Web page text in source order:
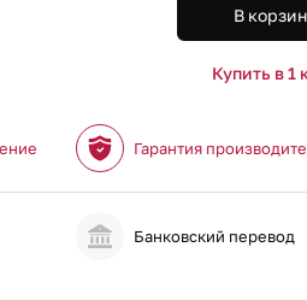
В
Купить в 1
Гарантия
Банковский перевод